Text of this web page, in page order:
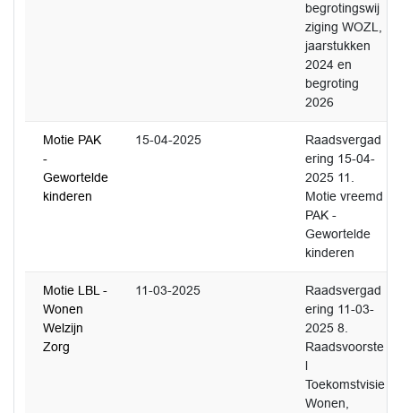
begrotingswij
ziging WOZL,
jaarstukken
2024 en
begroting
2026
Motie PAK
-
Gewortelde
kinderen
15-04-2025
Raadsvergad
ering 15-04-
2025 11.
Motie vreemd
PAK -
Gewortelde
kinderen
Motie LBL -
Wonen
Welzijn
Zorg
11-03-2025
Raadsvergad
ering 11-03-
2025 8.
Raadsvoorste
l
Toekomstvisie
Wonen,